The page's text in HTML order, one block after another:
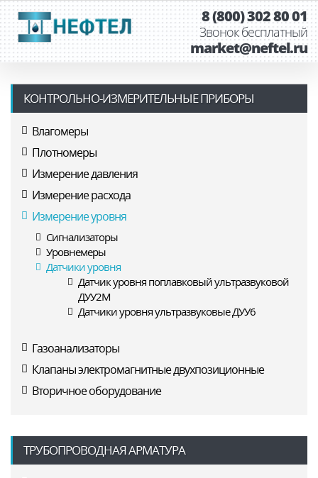
8 (800) 302 80 01
Звонок бесплатный
market@neftel.ru
КОНТРОЛЬНО-ИЗМЕРИТЕЛЬНЫЕ ПРИБОРЫ
Влагомеры
Плотномеры
Измерение давления
Измерение расхода
Измерение уровня
Сигнализаторы
Уровнемеры
Датчики уровня
Датчик уровня поплавковый ультразвуковой
ДУУ2М
Датчики уровня ультразвуковые ДУУ6
Газоанализаторы
Клапаны электромагнитные двухпозиционные
Вторичное оборудование
ТРУБОПРОВОДНАЯ АРМАТУРА